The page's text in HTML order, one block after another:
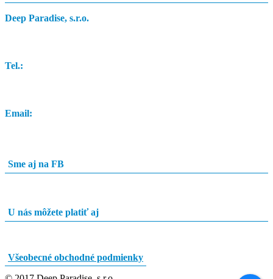
Deep Paradise, s.r.o.
Tel.:
Email:
Sme aj na FB
U nás môžete platiť aj
Všeobecné obchodné podmienky